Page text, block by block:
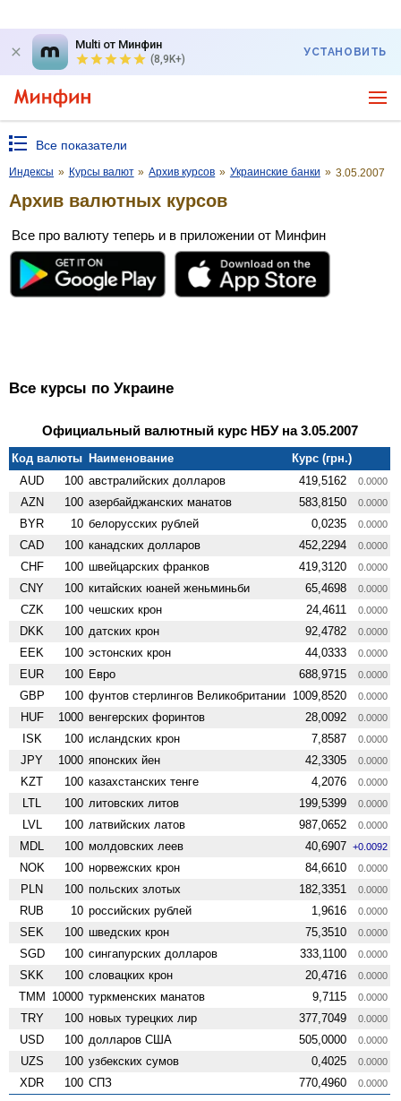
Multi от Минфин
(8,9K+)
УСТАНОВИТЬ
Все показатели
Индексы » Курсы валют » Архив курсов » Украинские банки » 3.05.2007
Архив валютных курсов
Все про валюту теперь и в приложении от Минфин
Все курсы по Украине
Официальный валютный курс НБУ на 3.05.2007
Код валюты Наименование
Курс (грн.)
AUD
100 австралийских долларов 419,5162 0.0000
AZN 100 азербайджанских манатов 583,8150 0.0000
BYR 10 белорусских рублей 0,0235 0.0000
CAD 100 канадских долларов 452,2294 0.0000
CHF 100 швейцарских франков 419,3120 0.0000
CNY 100 китайских юаней женьминьби 65,4698 0.0000
CZK 100 чешских крон 24,4611 0.0000
DKK 100 датских крон 92,4782 0.0000
EEK 100 эстонских крон 44,0333 0.0000
EUR 100 Евро 688,9715 0.0000
GBP 100 фунтов стерлингов Велико­британии 1009,8520 0.0000
HUF 1000 венгерских форинтов 28,0092 0.0000
ISK 100 исландских крон 7,8587 0.0000
JPY 1000 японских йен 42,3305 0.0000
KZT 100 казахстанских тенге 4,2076 0.0000
LTL 100 литовских литов 199,5399 0.0000
LVL 100 латвийских латов 987,0652 0.0000
MDL 100 молдовских леев 40,6907 +0.0092
NOK 100 норвежских крон 84,6610 0.0000
PLN 100 польских злотых 182,3351 0.0000
RUB 10 российских рублей 1,9616 0.0000
SEK 100 шведских крон 75,3510 0.0000
SGD 100 сингапурских долларов 333,1100 0.0000
SKK 100 словацких крон 20,4716 0.0000
TMM 10000 туркменских манатов 9,7115 0.0000
TRY 100 новых турецких лир 377,7049 0.0000
USD 100 долларов США 505,0000 0.0000
UZS 100 узбекских сумов 0,4025 0.0000
XDR 100 СПЗ 770,4960 0.0000